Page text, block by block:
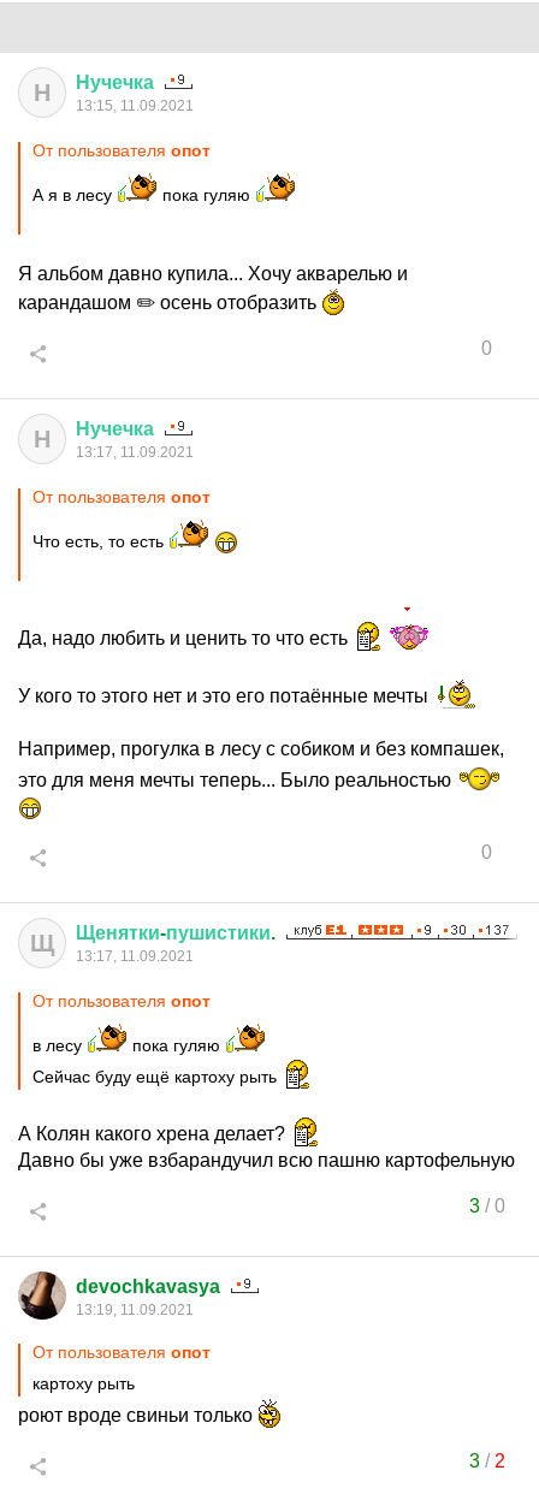
Н Нучечка
13:15, 11.09.2021
От пользователя опот
А я в лесу пока гуляю
Я альбом давно купила... Хочу акварелью и
карандашом ✏️ осень отобразить
0
Н Нучечка
13:17, 11.09.2021
От пользователя опот
Что есть, то есть
Да, надо любить и ценить то что есть
У кого то этого нет и это его потаённые мечты
Например, прогулка в лесу с собиком и без компашек,
это для меня мечты теперь... Было реальностью
0
Щ Щенятки-пушистики.
13:17, 11.09.2021
От пользователя опот
в лесу
пока гуляю
Сейчас буду ещё картоху рыть
А Колян какого хрена делает?
Давно бы уже взбарандучил всю пашню картофельную
3/0
devochkavasya
13:19, 11.09.2021
От пользователя опот
картоху рыть
роют вроде свиньи только
3/ 2